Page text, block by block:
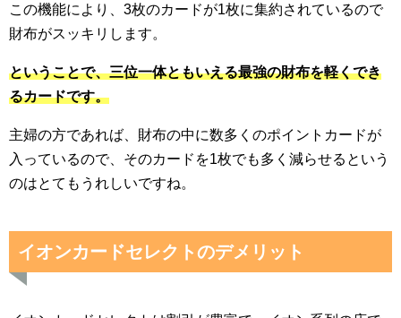
この機能により、3枚のカードが1枚に集約されているので
財布がスッキリします。
ということで、三位一体ともいえる最強の財布を軽くでき
るカードです。
主婦の方であれば、財布の中に数多くのポイントカードが
入っているので、そのカードを1枚でも多く減らせるという
のはとてもうれしいですね。
イオンカードセレクトのデメリット